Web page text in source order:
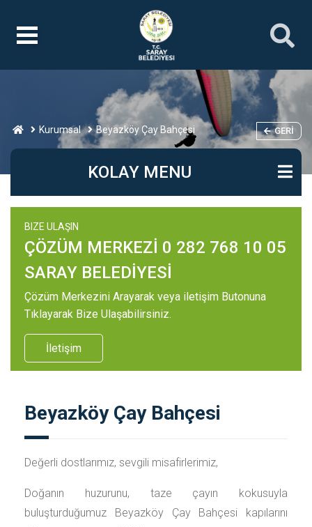
Kurumsal Beyazköy Çay Bahçesi GERI
KOLAY MENU
BIZE ULAŞIN
ÇÖZÜM MERKEZİ 0 282 768 10 05
SARAY BELEDİYESİ
Çözüm Merkezini Arayarak veya iletişim Butonuna
Tıklayarak Bize Ulaşabilirsiniz.
İletişim
Beyazköy Çay Bahçesi
Değerli dostlarımız, sevgili misafirlerimiz,
Doğanın huzurunu, taze çayın kokusuyla
buluşturduğumuz Beyazköy Çay Bahçesi kapılarını